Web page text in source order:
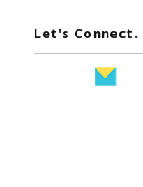
Let's Connect.